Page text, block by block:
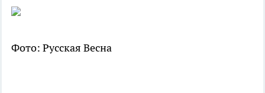
Фото: Русская Весна